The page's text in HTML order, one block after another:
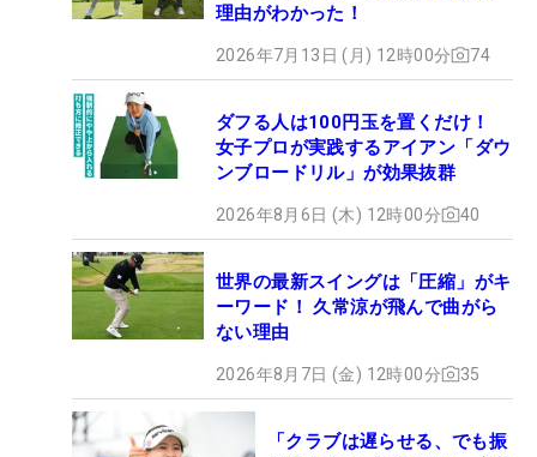
理由がわかった！
2026年7月13日 (月) 12時00分 74
ダフる人は100円玉を置くだけ！
女子プロが実践するアイアン「ダウ
ンブロードリル」が効果抜群
2026年8月6日 (木) 12時00分 40
世界の最新スイングは「圧縮」がキ
ーワード！ 久常涼が飛んで曲がら
ない理由
2026年8月7日 (金) 12時00分 35
「クラブは遅らせる、でも振